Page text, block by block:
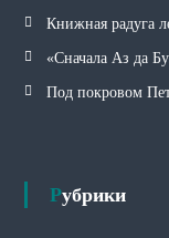
Книжная радуга
«Сначала Аз да
Под покровом
Рубрики